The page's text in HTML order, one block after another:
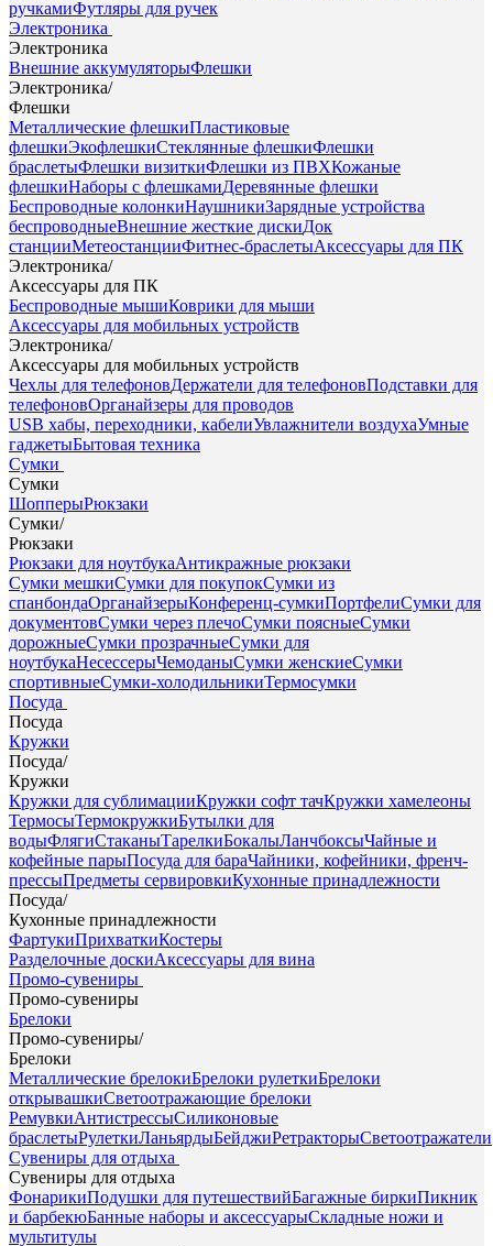
ручкамиФутляры для ручек
Электроника
Электроника
Внешние аккумуляторыФлешки
Электроника/
Флешки
Металлические флешкиПластиковые
флешкиЭкофлешкиСтеклянные флешкиФлешки
браслетыФлешки визиткиФлешки из ПВХКожаные
флешкиНаборы с флешкамиДеревянные флешки
Беспроводные колонкиНаушникиЗарядные устройства
беспроводныеВнешние жесткие дискиДок
станцииМетеостанцииФитнес-браслетыАксессуары для ПК
Электроника/
Аксессуары для ПК
Беспроводные мышиКоврики для мыши
Аксессуары для мобильных устройств
Электроника/
Аксессуары для мобильных устройств
Чехлы для телефоновДержатели для телефоновПодставки для
телефоновОрганайзеры для проводов
USB хабы, переходники, кабелиУвлажнители воздухаУмные
гаджетыБытовая техника
Сумки
Сумки
ШопперыРюкзаки
Сумки/
Рюкзаки
Рюкзаки для ноутбукаАнтикражные рюкзаки
Сумки мешкиСумки для покупокСумки из
спанбондаОрганайзерыКонференц-сумкиПортфелиСумки для
документовСумки через плечоСумки поясныеСумки
дорожныеСумки прозрачныеСумки для
ноутбукаНесессерыЧемоданыСумки женскиеСумки
спортивныеСумки-холодильникиТермосумки
Посуда
Посуда
Кружки
Посуда/
Кружки
Кружки для сублимацииКружки софт тачКружки хамелеоны
ТермосыТермокружкиБутылки для
водыФлягиСтаканыТарелкиБокалыЛанчбоксыЧайные и
кофейные парыПосуда для бараЧайники, кофейники, френч-
прессыПредметы сервировкиКухонные принадлежности
Посуда/
Кухонные принадлежности
ФартукиПрихваткиКостеры
Разделочные доскиАксессуары для вина
Промо-сувениры
Промо-сувениры
Брелоки
Промо-сувениры/
Брелоки
Металлические брелокиБрелоки рулеткиБрелоки
открывашкиСветоотражающие брелоки
РемувкиАнтистрессыСиликоновые
браслетыРулеткиЛаньярдыБейджиРетракторыСветоотражатели
Сувениры для отдыха
Сувениры для отдыха
ФонарикиПодушки для путешествийБагажные биркиПикник
и барбекюБанные наборы и аксессуарыСкладные ножи и
мультитулы